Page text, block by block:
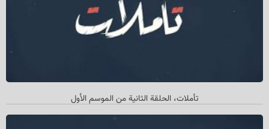
تأملات، الحلقة الثانیة من الموسم الأول